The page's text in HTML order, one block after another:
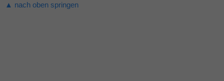
▲ nach oben springen